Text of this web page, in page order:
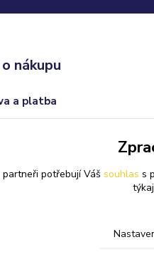
nákupu
a platba
potřebují Váš souhlas s